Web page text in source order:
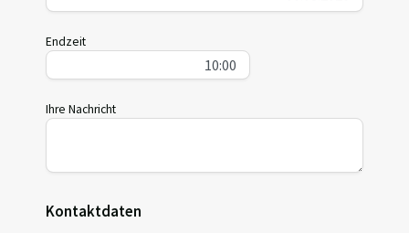
Endzeit
Ihre Nachricht
Kontaktdaten